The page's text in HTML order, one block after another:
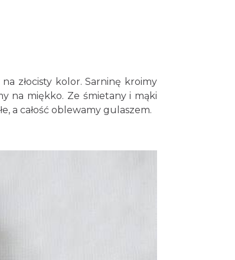
złocisty kolor. Sarninę kroimy
na miękko. Ze śmietany i mąki
a całość oblewamy gulaszem.